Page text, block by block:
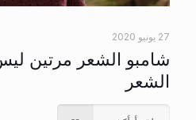
27 يونيو 2020
شامبو الشعر مرتين
الشعر